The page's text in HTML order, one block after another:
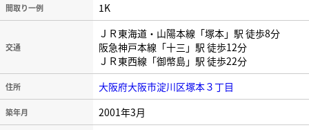
間取り一例 1K
交通
ＪＲ東海道・山陽本線「塚本」駅 徒歩8分
阪急神戸本線「十三」駅 徒歩12分
ＪＲ東西線「御幣島」駅 徒歩22分
住所 大阪府大阪市淀川区塚本３丁目
築年月 2001年3月